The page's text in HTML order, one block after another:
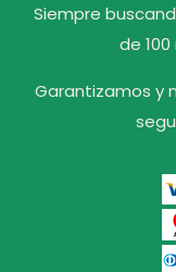
Siempre
de
Garantizamos y